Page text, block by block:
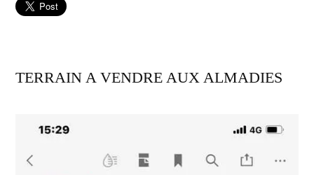
TERRAIN A VENDRE AUX ALMADIES